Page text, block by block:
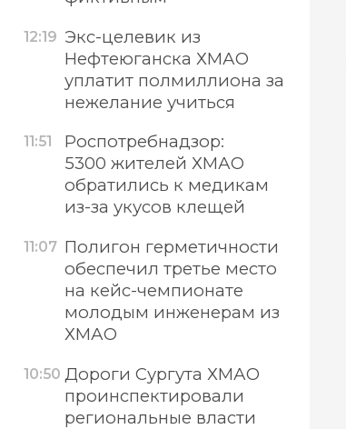
12:19 Экс-целевик из
Нефтеюганска ХМАО
уплатит полмиллиона за
нежелание учиться
11:51
Роспотребнадзор:
5300 жителей ХМАО
обратились к медикам
из-за укусов клещей
11:07 Полигон герметичности
обеспечил третье место
на кейс-чемпионате
молодым инженерам из
ХМАО
10:50 Дороги Сургута ХМАО
проинспектировали
региональные власти